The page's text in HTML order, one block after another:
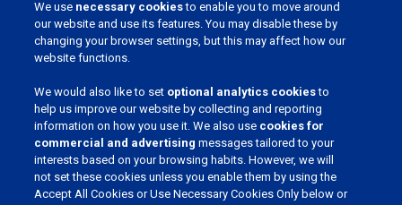
ENTRA A FAR PARTE DELLA NOSTRA COMMUNITY
We use necessary cookiesto enable you to move around
our website and use its features. You may disable these by
changing your browser settings, but this may affect how our
website functions.
We would also like to set optional analytics cookiesto
help us improve our website by collecting and reporting
information on how you use it. We also use cookies for
commercial and advertising messages tailored to your
interests based on your browsing habits. However, we will
not set these cookies unless you enable them by using the
Accept All Cookies or Use Necessary Cookies Only below or